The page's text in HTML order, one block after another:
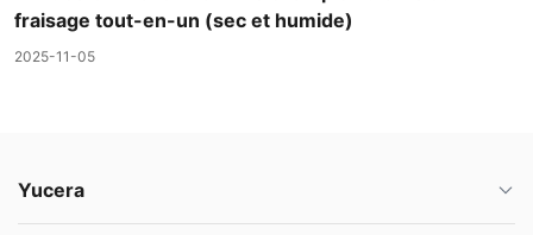
fraisage tout-en-un (sec et humide)
2025-11-05
Yucera